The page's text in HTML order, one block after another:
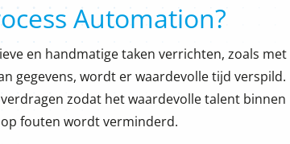
Automation?
en handmatige taken verrichten, zoals
gegevens, wordt er waardevolle tijd
zodat het waardevolle talent
fouten wordt verminderd.